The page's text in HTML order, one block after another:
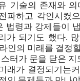
기술의 존재와 의
파하고 각인시켰
법령과 강제들이
가 되기도 했다.
인의 미래를 결정
터가 문을 닫은 지
래가 결정되기는